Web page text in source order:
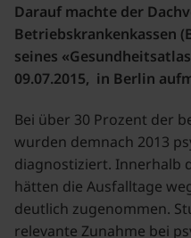
Darauf machte der
Betriebskrankenkassen
seines
09.07.2015, in Berlin
Bei über 30 Prozent der
wurden demnach 2013
diagnostiziert. Innerhalb
hätten die Ausfalltage
deutlich zugenommen.
relevante Zunahme bei